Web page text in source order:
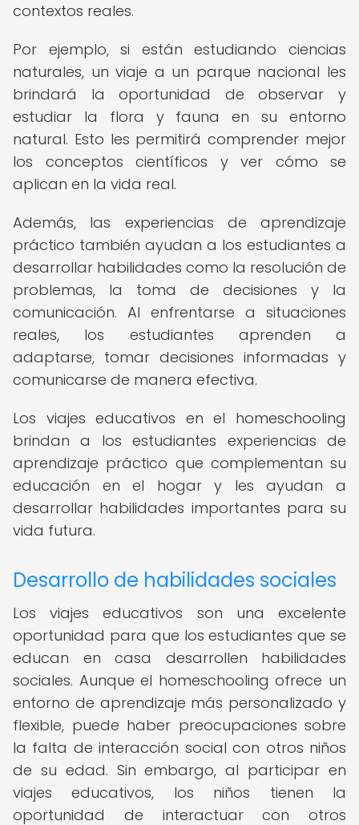
contextos reales.
Por ejemplo, si están estudiando ciencias
naturales, un viaje a un parque nacional les
brindará la oportunidad de observar y
estudiar la flora y fauna en su entorno
natural. Esto les permitirá comprender mejor
los conceptos científicos y ver cómo se
aplican en la vida real.
Además, las experiencias de aprendizaje
práctico también ayudan a los estudiantes a
desarrollar habilidades como la resolución de
problemas, la toma de decisiones y la
comunicación. Al enfrentarse a situaciones
reales, los estudiantes aprenden a
adaptarse, tomar decisiones informadas y
comunicarse de manera efectiva.
Los viajes educativos en el homeschooling
brindan a los estudiantes experiencias de
aprendizaje práctico que complementan su
educación en el hogar y les ayudan a
desarrollar habilidades importantes para su
vida futura.
Desarrollo de habilidades sociales
Los viajes educativos son una excelente
oportunidad para que los estudiantes que se
educan en casa desarrollen habilidades
sociales. Aunque el homeschooling ofrece un
entorno de aprendizaje más personalizado y
flexible, puede haber preocupaciones sobre
la falta de interacción social con otros niños
de su edad. Sin embargo, al participar en
viajes educativos, los niños tienen la
oportunidad de interactuar con otros